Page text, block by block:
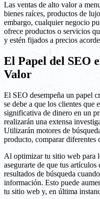
Las ventas de alto valor a
bienes raíces, productos de
embargo, cualquier negocio
ofrece productos o servicios
y estén fijados a precios
El Papel del SEO
Valor
El SEO desempeña un papel
se debe a que los clientes que
significativa de dinero en un
realizarán una extensa
Utilizarán motores de
producto, comparar diferentes
Al optimizar tu sitio web para
asegurarte de que tus
resultados de búsqueda
información. Esto puede
tu sitio web y, en última